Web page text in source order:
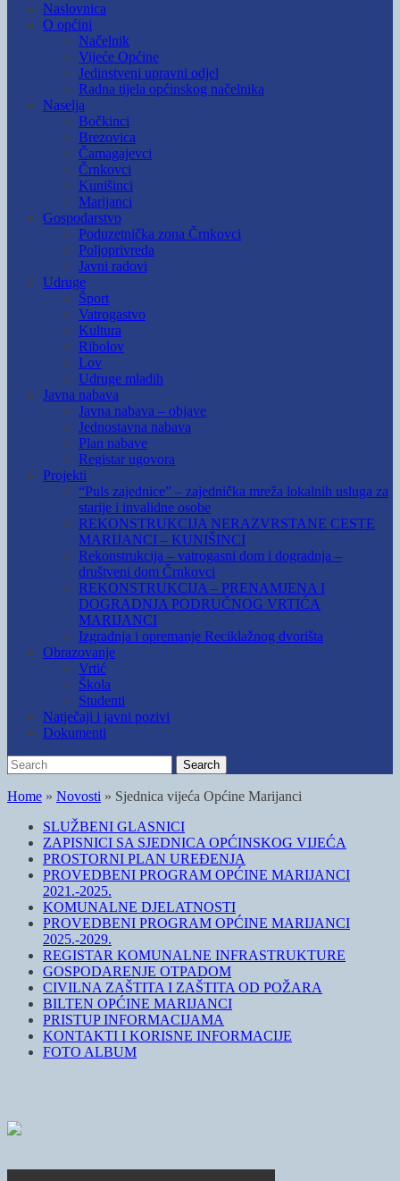
Naslovnica
O općini
Načelnik
Vijeće Općine
Jedinstveni upravni odjel
Radna tijela općinskog načelnika
Naselja
Bočkinci
Brezovica
Čamagajevci
Črnkovci
Kunišinci
Marijanci
Gospodarstvo
Poduzetnička zona Črnkovci
Poljoprivreda
Javni radovi
Udruge
Šport
Vatrogastvo
Kultura
Ribolov
Lov
Udruge mladih
Javna nabava
Javna nabava – objave
Jednostavna nabava
Plan nabave
Registar ugovora
Projekti
“Puls zajednice” – zajednička mreža lokalnih usluga za
starije i invalidne osobe
REKONSTRUKCIJA NERAZVRSTANE CESTE
MARIJANCI – KUNIŠINCI
Rekonstrukcija – vatrogasni dom i dogradnja –
društveni dom Črnkovci
REKONSTRUKCIJA – PRENAMJENA I
DOGRADNJA PODRUČNOG VRTIĆA
MARIJANCI
Izgradnja i opremanje Reciklažnog dvorišta
Obrazovanje
Vrtić
Škola
Studenti
Natječaji i javni pozivi
Dokumenti
Search
for:
Search
Home » Novosti » Sjednica vijeća Općine Marijanci
SLUŽBENI GLASNICI
ZAPISNICI SA SJEDNICA OPĆINSKOG VIJEĆA
PROSTORNI PLAN UREĐENJA
PROVEDBENI PROGRAM OPĆINE MARIJANCI
2021.-2025.
KOMUNALNE DJELATNOSTI
PROVEDBENI PROGRAM OPĆINE MARIJANCI
2025.-2029.
REGISTAR KOMUNALNE INFRASTRUKTURE
GOSPODARENJE OTPADOM
CIVILNA ZAŠTITA I ZAŠTITA OD POŽARA
BILTEN OPĆINE MARIJANCI
PRISTUP INFORMACIJAMA
KONTAKTI I KORISNE INFORMACIJE
FOTO ALBUM